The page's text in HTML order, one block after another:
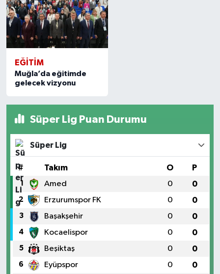
EĞITIM
Muğla’da eğitimde
gelecek vizyonu
Süper Lig Puan Durumu
Süper Lig
# Takım O P
1 Amed 0 0
2 Erzurumspor FK 0 0
3 Başakşehir 0 0
4 Kocaelispor 0 0
5 Beşiktaş 0 0
6 Eyüpspor 0 0